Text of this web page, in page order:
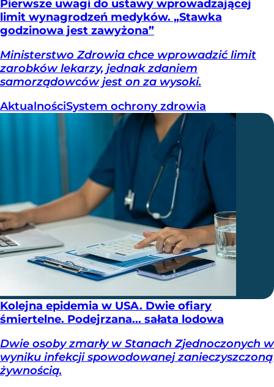
Pierwsze uwagi do ustawy wprowadzającej
limit wynagrodzeń medyków. „Stawka
godzinowa jest zawyżona”
Ministerstwo Zdrowia chce wprowadzić limit
zarobków lekarzy, jednak zdaniem
samorządowców jest on za wysoki.
AktualnościSystem ochrony zdrowia
Kolejna epidemia w USA. Dwie ofiary
śmiertelne. Podejrzana... sałata lodowa
Dwie osoby zmarły w Stanach Zjednoczonych w
wyniku infekcji spowodowanej zanieczyszczoną
żywnością.